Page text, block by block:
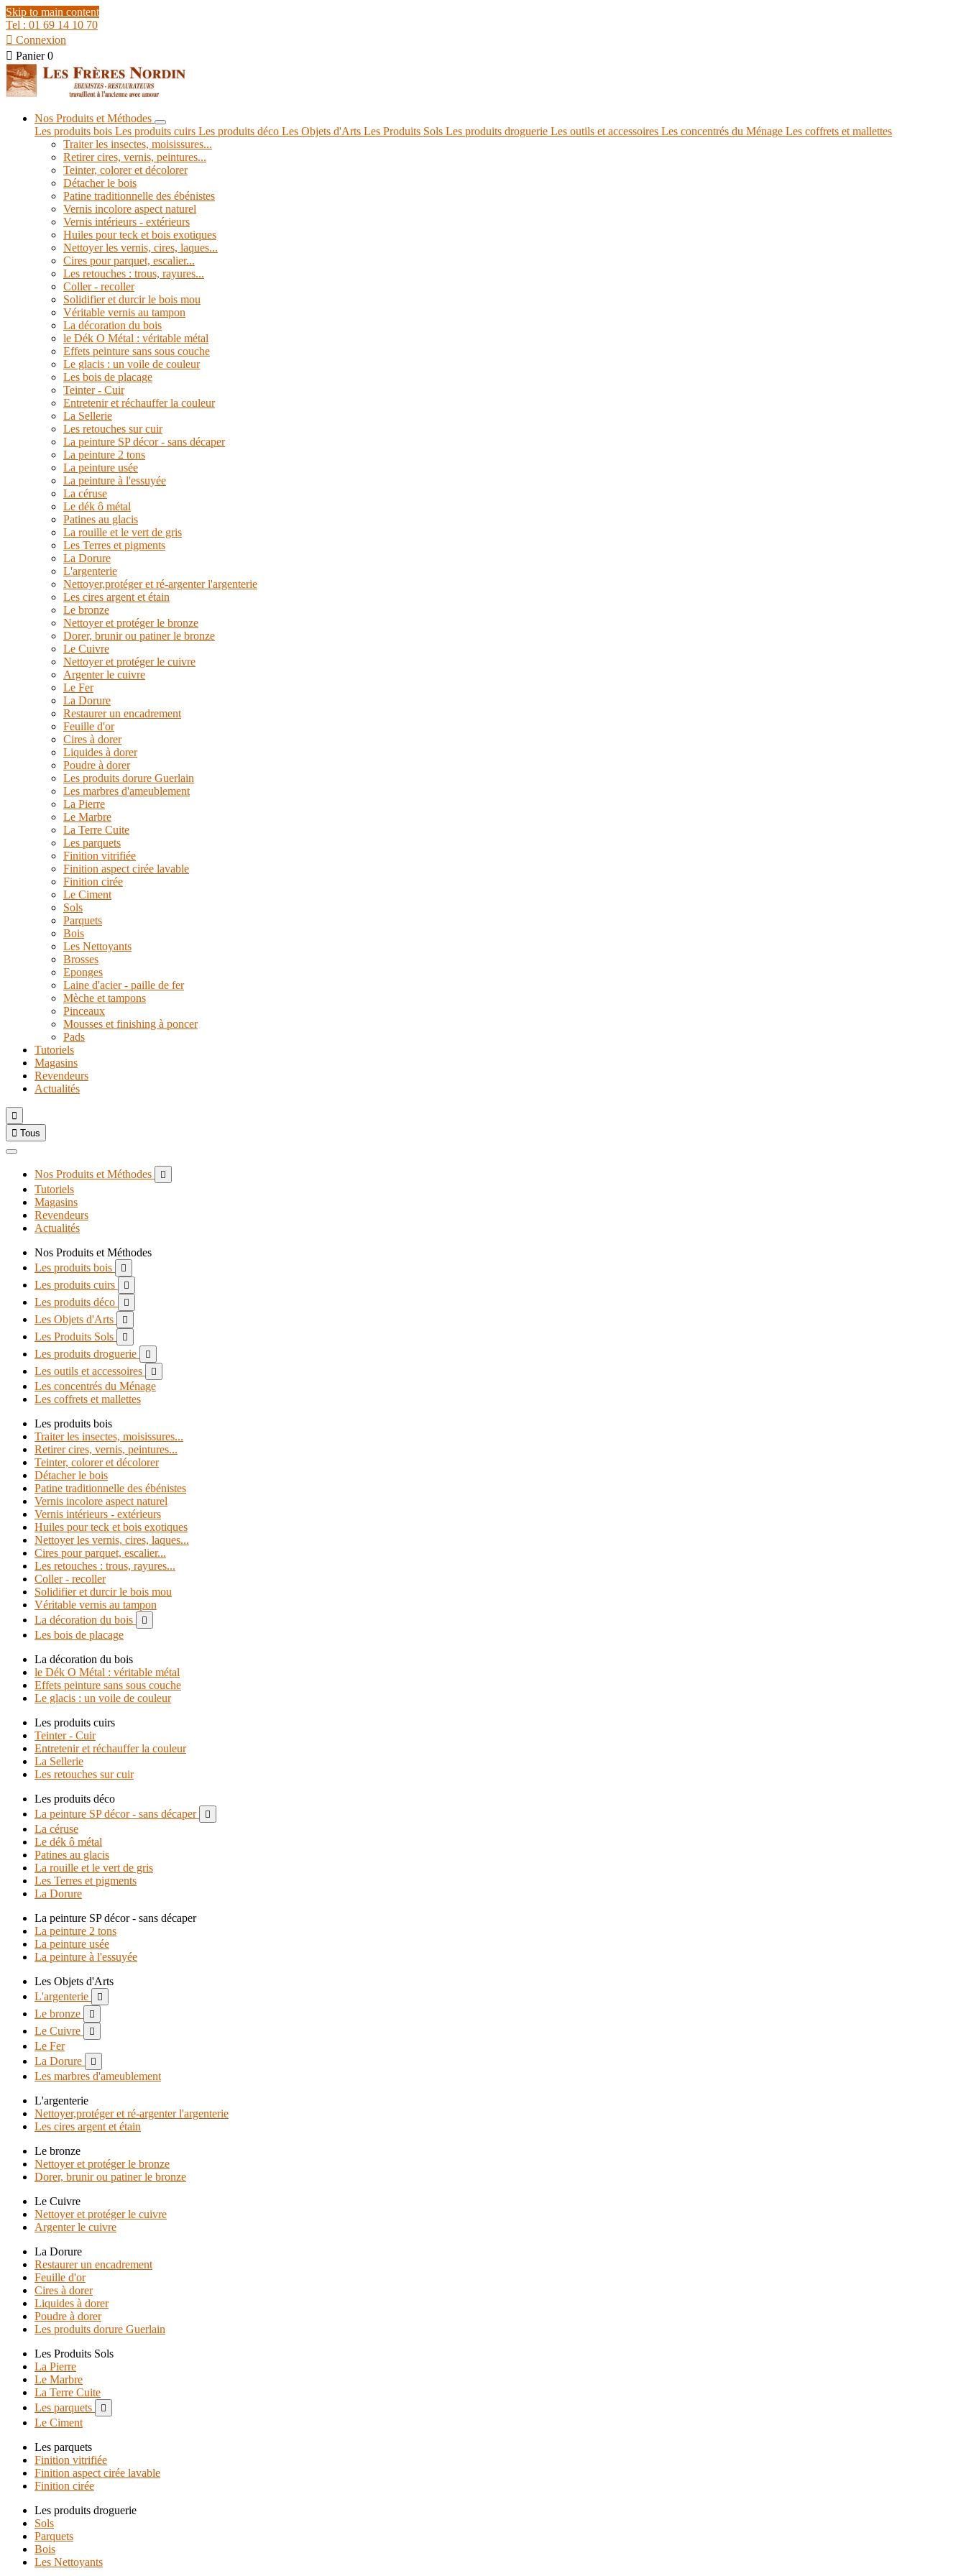
Skip to main content
Tel : 01 69 14 10 70
 Connexion
 Panier 0
Nos Produits et Méthodes
Les produits bois Les produits cuirs Les produits déco Les Objets d'Arts Les Produits Sols Les produits droguerie Les outils et accessoires Les concentrés du Ménage Les coffrets et mallettes
Traiter les insectes, moisissures...
Retirer cires, vernis, peintures...
Teinter, colorer et décolorer
Détacher le bois
Patine traditionnelle des ébénistes
Vernis incolore aspect naturel
Vernis intérieurs - extérieurs
Huiles pour teck et bois exotiques
Nettoyer les vernis, cires, laques...
Cires pour parquet, escalier...
Les retouches : trous, rayures...
Coller - recoller
Solidifier et durcir le bois mou
Véritable vernis au tampon
La décoration du bois
le Dék O Métal : véritable métal
Effets peinture sans sous couche
Le glacis : un voile de couleur
Les bois de placage
Teinter - Cuir
Entretenir et réchauffer la couleur
La Sellerie
Les retouches sur cuir
La peinture SP décor - sans décaper
La peinture 2 tons
La peinture usée
La peinture à l'essuyée
La céruse
Le dék ô métal
Patines au glacis
La rouille et le vert de gris
Les Terres et pigments
La Dorure
L'argenterie
Nettoyer,protéger et ré-argenter l'argenterie
Les cires argent et étain
Le bronze
Nettoyer et protéger le bronze
Dorer, brunir ou patiner le bronze
Le Cuivre
Nettoyer et protéger le cuivre
Argenter le cuivre
Le Fer
La Dorure
Restaurer un encadrement
Feuille d'or
Cires à dorer
Liquides à dorer
Poudre à dorer
Les produits dorure Guerlain
Les marbres d'ameublement
La Pierre
Le Marbre
La Terre Cuite
Les parquets
Finition vitrifiée
Finition aspect cirée lavable
Finition cirée
Le Ciment
Sols
Parquets
Bois
Les Nettoyants
Brosses
Eponges
Laine d'acier - paille de fer
Mèche et tampons
Pinceaux
Mousses et finishing à poncer
Pads
Tutoriels
Magasins
Revendeurs
Actualités

 Tous
Nos Produits et Méthodes 
Tutoriels
Magasins
Revendeurs
Actualités
Nos Produits et Méthodes
Les produits bois

Les produits cuirs 
Les produits déco 
Les Objets d'Arts 
Les Produits Sols 
Les produits droguerie 
Les outils et accessoires 
Les concentrés du Ménage
Les coffrets et mallettes
Les produits bois
Traiter les insectes, moisissures...
Retirer cires, vernis, peintures...
Teinter, colorer et décolorer
Détacher le bois
Patine traditionnelle des ébénistes
Vernis incolore aspect naturel
Vernis intérieurs - extérieurs
Huiles pour teck et bois exotiques
Nettoyer les vernis, cires, laques...
Cires pour parquet, escalier...
Les retouches : trous, rayures...
Coller - recoller
Solidifier et durcir le bois mou
Véritable vernis au tampon
La décoration du bois

Les bois de placage
La décoration du bois
le Dék O Métal : véritable métal
Effets peinture sans sous couche
Le glacis : un voile de couleur
Les produits cuirs
Teinter - Cuir
Entretenir et réchauffer la couleur
La Sellerie
Les retouches sur cuir
Les produits déco
La peinture SP décor - sans décaper

La céruse
Le dék ô métal
Patines au glacis
La rouille et le vert de gris
Les Terres et pigments
La Dorure
La peinture SP décor - sans décaper
La peinture 2 tons
La peinture usée
La peinture à l'essuyée
Les Objets d'Arts
L'argenterie

Le bronze 
Le Cuivre 
Le Fer
La Dorure

Les marbres d'ameublement
L'argenterie
Nettoyer,protéger et ré-argenter l'argenterie
Les cires argent et étain
Le bronze
Nettoyer et protéger le bronze
Dorer, brunir ou patiner le bronze
Le Cuivre
Nettoyer et protéger le cuivre
Argenter le cuivre
La Dorure
Restaurer un encadrement
Feuille d'or
Cires à dorer
Liquides à dorer
Poudre à dorer
Les produits dorure Guerlain
Les Produits Sols
La Pierre
Le Marbre
La Terre Cuite
Les parquets

Le Ciment
Les parquets
Finition vitrifiée
Finition aspect cirée lavable
Finition cirée
Les produits droguerie
Sols
Parquets
Bois
Les Nettoyants